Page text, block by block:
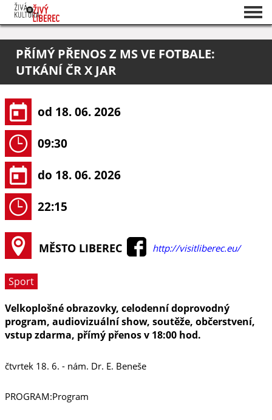
O projektu
Pořadatelé
PŘÍMÝ PŘENOS Z MS VE FOTBALE:
UTKÁNÍ ČR X JAR
od 18. 06. 2026
09:30
do 18. 06. 2026
22:15
MĚSTO LIBEREC http://visitliberec.eu/
Sport
Velkoplošné obrazovky, celodenní doprovodný
program, audiovizuální show, soutěže, občerstvení,
vstup zdarma, přímý přenos v 18:00 hod.
čtvrtek 18. 6. - nám. Dr. E. Beneše
PROGRAM:Program